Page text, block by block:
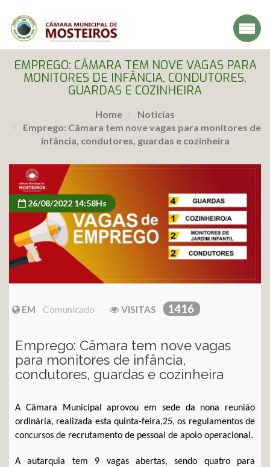
EMPREGO: CÂMARA TEM NOVE VAGAS PARA
MONITORES DE INFÂNCIA, CONDUTORES,
GUARDAS E COZINHEIRA
Home
Noticias
Emprego: Câmara tem nove vagas para monitores de
infância, condutores, guardas e cozinheira
26/08/2022 14:58Hs
EM Comunicado VISITAS 1416
Emprego: Câmara tem nove vagas
para monitores de infância,
condutores, guardas e cozinheira
A Câmara Municipal aprovou em sede da nona reunião
ordinária, realizada esta quinta-feira,25, os regulamentos de
concursos de recrutamento de pessoal de apoio operacional.
A autarquia tem 9 vagas abertas, sendo quatro para